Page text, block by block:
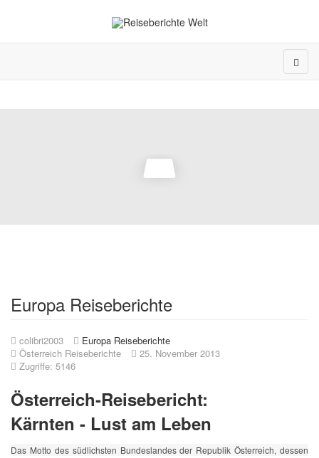
Europa Reiseberichte
colibri2003
Europa Reiseberichte
Österreich Reiseberichte
25. November 2013
Zugriffe: 5146
Österreich-Reisebericht:
Kärnten - Lust am Leben
Das Motto des südlichsten Bundeslandes der Republik Österreich, dessen